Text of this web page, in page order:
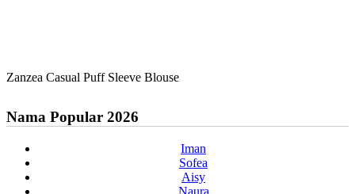
Zanzea Casual Puff Sleeve Blouse
Nama Popular 2026
Iman
Sofea
Aisy
Naura